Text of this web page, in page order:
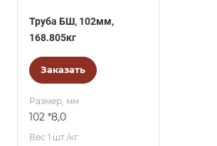
Труба БШ, 102мм,
168.805кг
Заказать
Размер, мм
102 *8,0
Вес 1 шт./кг.